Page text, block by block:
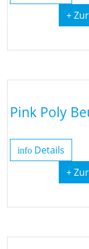
+
Pink Poly
info Details
+